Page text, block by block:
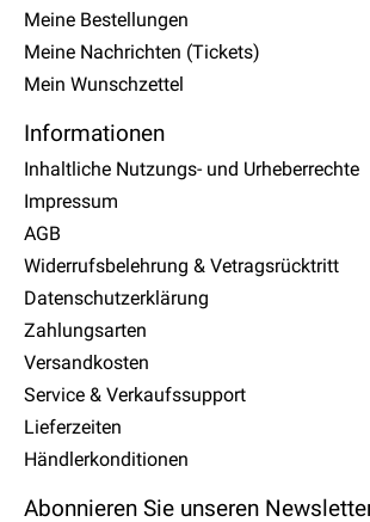
Meine Bestellungen
Meine Nachrichten (Tickets)
Mein Wunschzettel
Informationen
Inhaltliche Nutzungs- und Urheberrechte
Impressum
AGB
Widerrufsbelehrung & Vetragsrücktritt
Datenschutzerklärung
Zahlungsarten
Versandkosten
Service & Verkaufssupport
Lieferzeiten
Händlerkonditionen
Abonnieren Sie unseren